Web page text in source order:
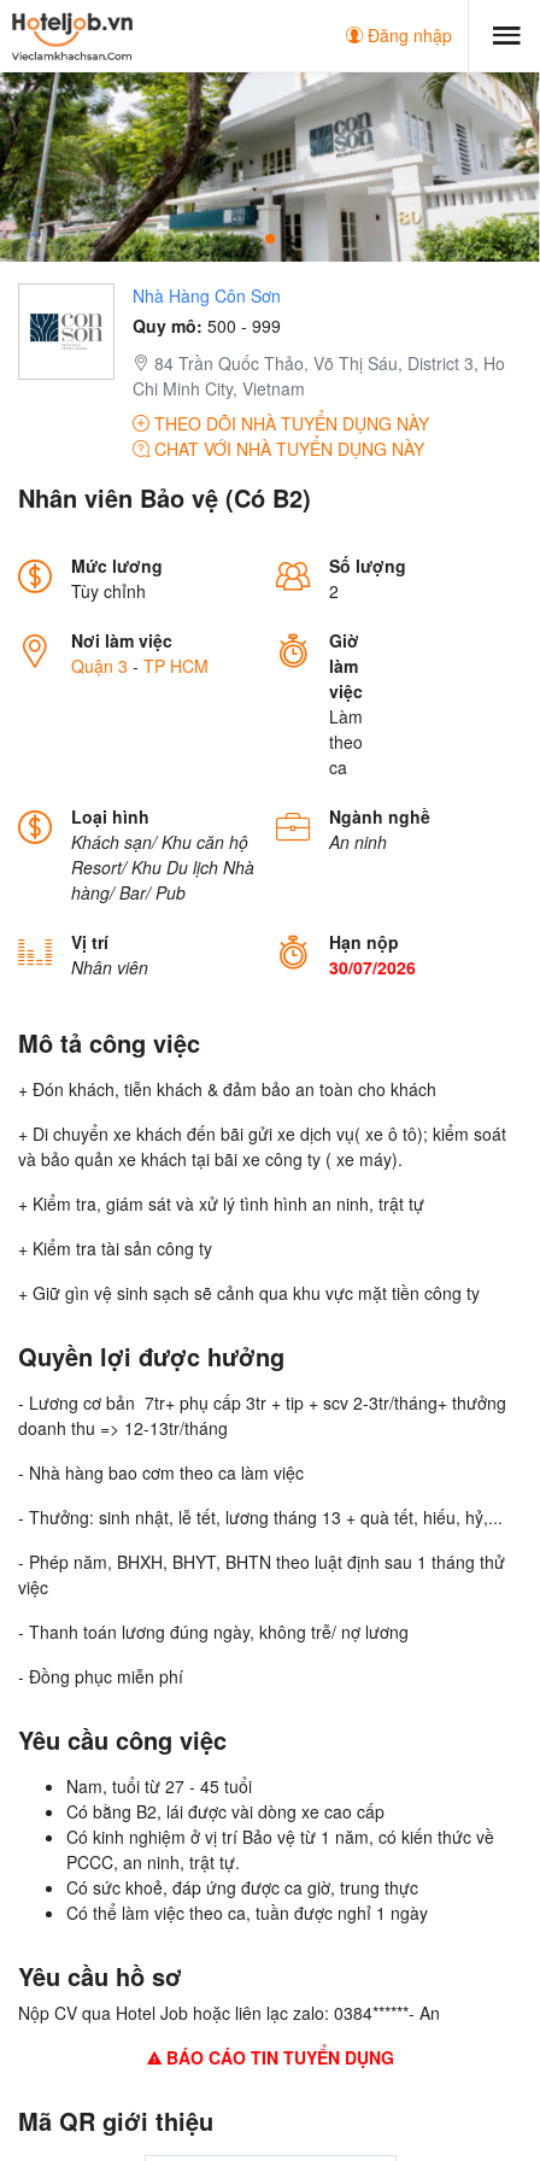
Đăng nhập
Nhà Hàng Côn Sơn
Quy mô: 500 - 999
84 Trần Quốc Thảo, Võ Thị Sáu, District 3, Ho
Chi Minh City, Vietnam
THEO DÕI NHÀ TUYỂN DỤNG NÀY
CHAT VỚI NHÀ TUYỂN DỤNG NÀY
Nhân viên Bảo vệ (Có B2)
Mức lương
Tùy chỉnh
Số lượng
2
Nơi làm việc
Quận 3 - TP HCM
Giờ
làm
việc
Làm
theo
ca
Loại hình
Khách sạn/ Khu căn hộ
Resort/ Khu Du lịch Nhà
hàng/ Bar/ Pub
Ngành nghề
An ninh
Vị trí
Nhân viên
Hạn nộp
30/07/2026
Mô tả công việc
+ Đón khách, tiễn khách & đảm bảo an toàn cho khách
+ Di chuyển xe khách đến bãi gửi xe dịch vụ( xe ô tô); kiểm soát
và bảo quản xe khách tại bãi xe công ty ( xe máy).
+ Kiểm tra, giám sát và xử lý tình hình an ninh, trật tự
+ Kiểm tra tài sản công ty
+ Giữ gìn vệ sinh sạch sẽ cảnh qua khu vực mặt tiền công ty
Quyền lợi được hưởng
- Lương cơ bản 7tr+ phụ cấp 3tr + tip + scv 2-3tr/tháng+ thưởng
doanh thu => 12-13tr/tháng
- Nhà hàng bao cơm theo ca làm việc
- Thưởng: sinh nhật, lễ tết, lương tháng 13 + quà tết, hiếu, hỷ,...
- Phép năm, BHXH, BHYT, BHTN theo luật định sau 1 tháng thử
việc
- Thanh toán lương đúng ngày, không trễ/ nợ lương
- Đồng phục miễn phí
Yêu cầu công việc
Nam, tuổi từ 27 - 45 tuổi
Có bằng B2, lái được vài dòng xe cao cấp
Có kinh nghiệm ở vị trí Bảo vệ từ 1 năm, có kiến thức về
PCCC, an ninh, trật tự.
Có sức khoẻ, đáp ứng được ca giờ, trung thực
Có thể làm việc theo ca, tuần được nghỉ 1 ngày
Yêu cầu hồ sơ
Nộp CV qua Hotel Job hoặc liên lạc zalo: 0384******- An
BÁO CÁO TIN TUYỂN DỤNG
Mã QR giới thiệu